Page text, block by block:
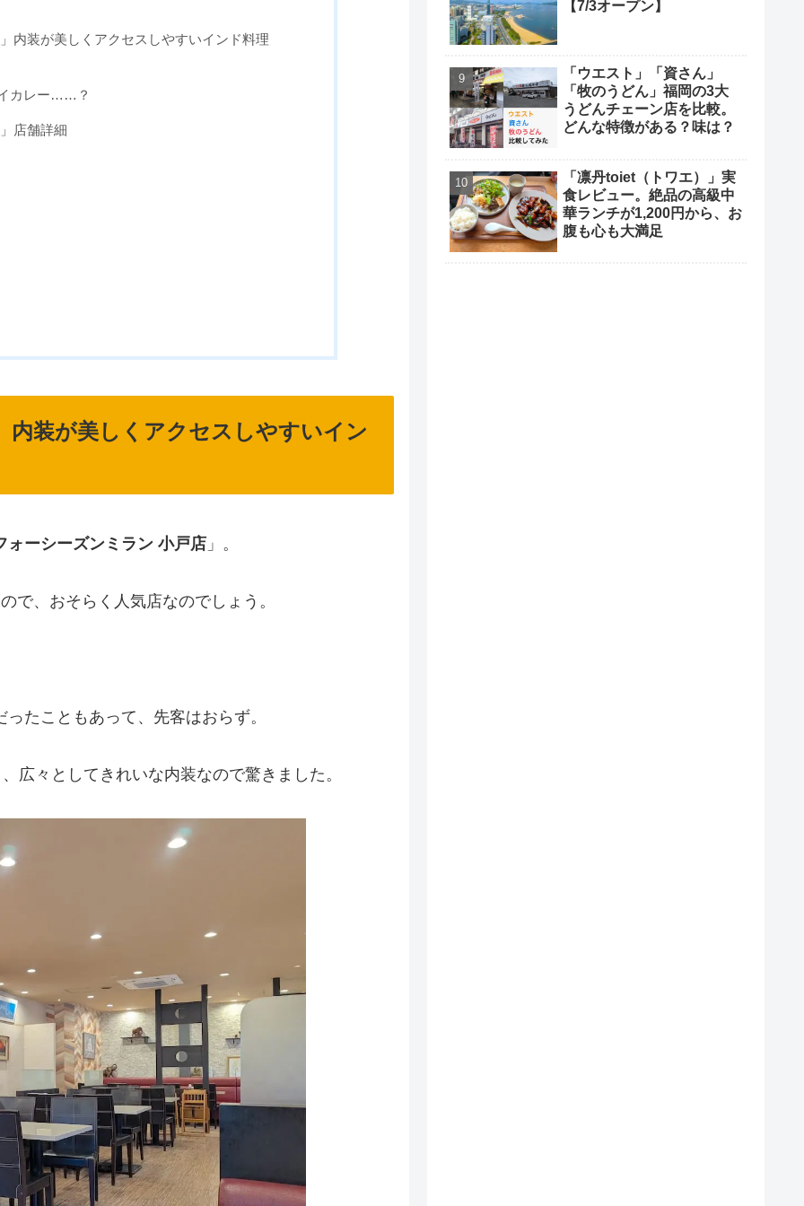
内装が美しくアクセスしやすいインド料理
カレー……？
店舗詳細
内装が美しくアクセスしやすいイン
ォーシーズンミラン 小戸店 」。
で、おそらく人気店なのでしょう。
たこともあって、先客はおらず。
広々としてきれいな内装なので驚きました。
【7/3オープン】
「ウエスト」「資さん」
「牧のうどん」福岡の3大
うどんチェーン店を比較。
どんな特徴がある？味は？
「凛丹toiet（トワエ）」実
食レビュー。絶品の高級中
華ランチが1,200円から、お
腹も心も大満足